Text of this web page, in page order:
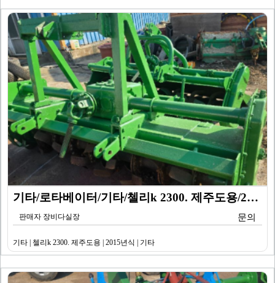
기타/로타베이터/기타/첼리k 2300. 제주도용/201…
판매자 장비다실장 문의
기타 | 첼리k 2300. 제주도용 | 2015년식 | 기타